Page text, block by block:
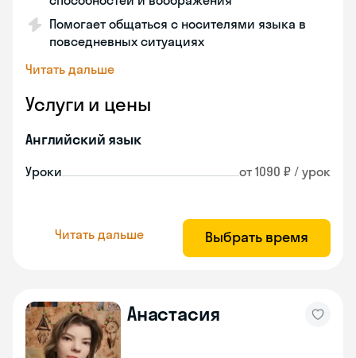
Помогает общаться с носителями языка в
повседневных ситуациях
Читать дальше
Услуги и цены
Английский язык
Уроки от 1090 ₽ / урок
Читать дальше Выбрать время
Анастасия